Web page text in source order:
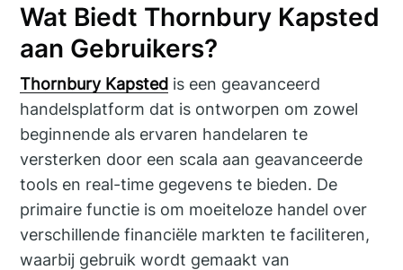
Wat Biedt Thornbury Kapsted
aan Gebruikers?
Thornbury Kapsted is een geavanceerd
handelsplatform dat is ontworpen om zowel
beginnende als ervaren handelaren te
versterken door een scala aan geavanceerde
tools en real-time gegevens te bieden. De
primaire functie is om moeiteloze handel over
verschillende financiële markten te faciliteren,
waarbij gebruik wordt gemaakt van